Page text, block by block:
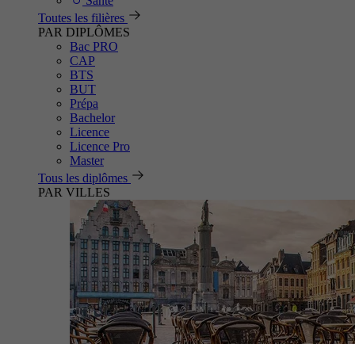
Toutes les filières
PAR DIPLÔMES
Bac PRO
CAP
BTS
BUT
Prépa
Bachelor
Licence
Licence Pro
Master
Tous les diplômes
PAR VILLES